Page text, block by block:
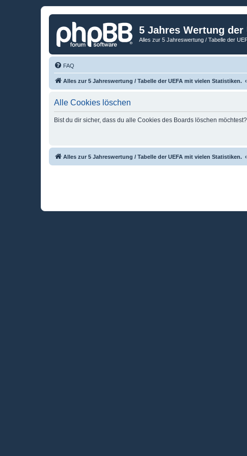
5 Jahres Wertung der
Alles zur 5 Jahreswertung / Tabelle der
FAQ
Alles zur 5 Jahreswertung / Tabelle der UEFA mit vielen Statistiken.
Alle Cookies löschen
Bist du dir sicher, dass du alle Cookies des Boards löschen möchtest?
Alles zur 5 Jahreswertung / Tabelle der UEFA mit vielen Statistiken.